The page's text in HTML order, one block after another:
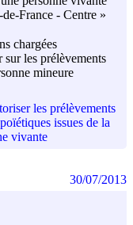
France - Centre »
chargées
sur les prélèvements
mineure
les prélèvements
issues de la
vivante
30/07/2013